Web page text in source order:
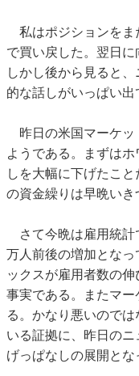
私はポジションをま
で買い戻した。翌日に
しかし後から見ると
的な話しがいっぱい出
昨日の米国マーケッ
ようである。まずは
しを大幅に下げたこ
の資金繰りは早晩いき
さて今晩は雇用統計
万人前後の増加とな
ックスが雇用者数の
事実である。またマ
る。かなり悪いので
いる証拠に、昨日の
げっぱなしの展開とな